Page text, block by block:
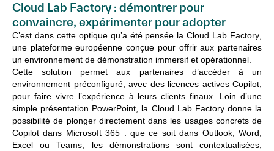
Cloud Lab Factory : démontrer pour
convaincre, expérimenter pour adopter
C’est dans cette optique qu’a été pensée laCloud Lab Factory
une plateforme européenne conçue pour offrir aux partenaires
un environnement de démonstration immersif et opérationnel.
Cette solution permet aux partenaires d’accéder à un
environnement préconfiguré, avec des licences actives Copilot,
pour faire vivre l’expérience à leurs clients finaux. Loin d’une
simple présentation PowerPoint, la Cloud Lab Factory donne la
possibilité de plonger directement dans les usages concrets de
Copilot dans Microsoft 365 : que ce soit dans Outlook, Word,
Excel ou Teams, les démonstrations sont contextualisées,